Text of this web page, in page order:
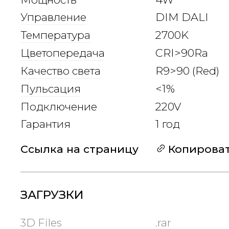
Пульсация
<1%
Подключение
220V
Цветопередача
CRI>90Ra
Качество света
R9>90 (Red)
Управление
DIM DALI
Температура
2700K
Гарантия
1 год
Ссылка на страницу
ЗАГРУЗКИ
3D Files .rar